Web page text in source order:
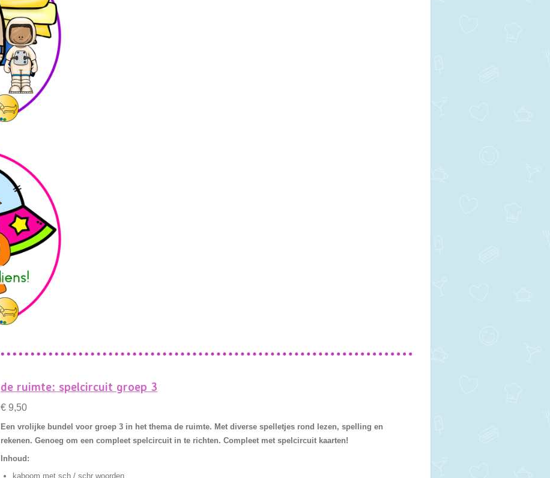
de ruimte: spelcircuit groep 3
€ 9,50
Een vrolijke bundel voor groep 3 in het thema de ruimte. Met diverse spelletjes rond lezen, spelling en
rekenen. Genoeg om een compleet spelcircuit in te richten. Compleet met spelcircuit kaarten!
Inhoud:
kaboom met sch / schr woorden